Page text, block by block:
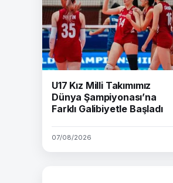
U17 Kız Milli Takımımız
Dünya Şampiyonası’na
Farklı Galibiyetle Başladı
07/08/2026